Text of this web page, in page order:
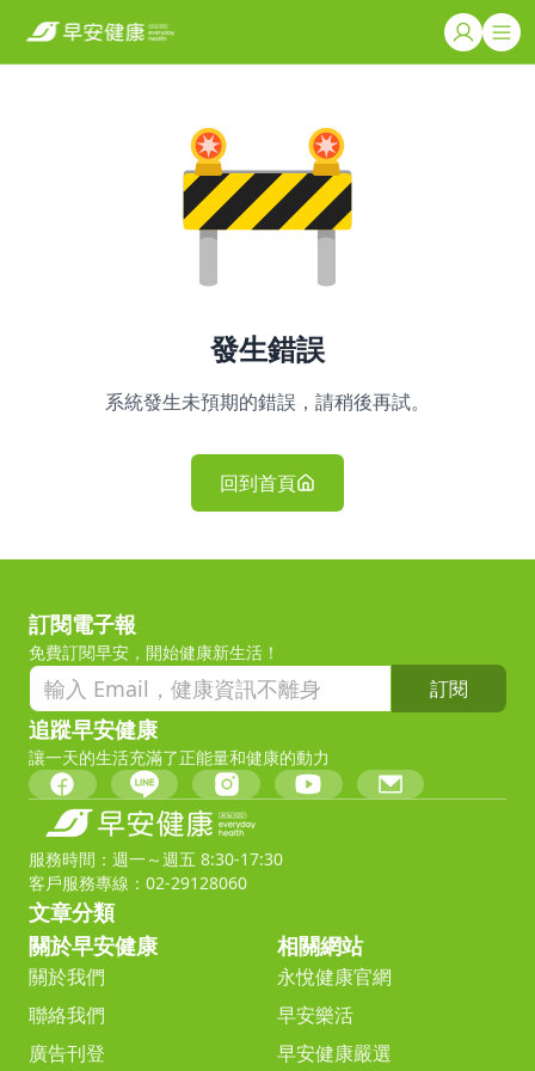
發生錯誤
系統發生未預期的錯誤，請稍後再試。
回到首頁
訂閱電子報
免費訂閱早安，開始健康新生活！
訂閱
追蹤早安健康
讓一天的生活充滿了正能量和健康的動力
服務時間：週一～週五 8:30-17:30
客戶服務專線：02-29128060
文章分類
關於早安健康
關於我們
聯絡我們
廣告刊登
相關網站
永悅健康官網
早安樂活
早安健康嚴選